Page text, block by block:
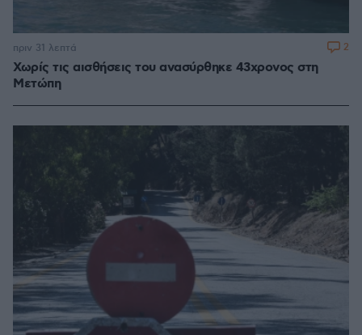
Χωρίς τις αισθήσεις του ανασύρθηκε 43χρονος στη
Μετώπη
πριν 31 λεπτά 2